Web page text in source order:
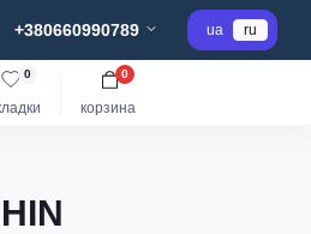
+380660990789 ua ru
0
корзина
0